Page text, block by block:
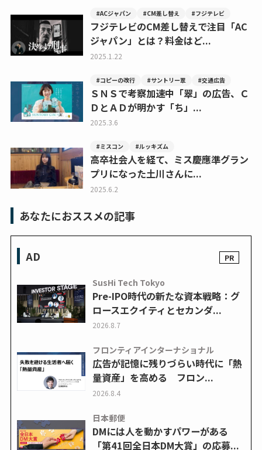
#ACジャパン #CM差し替え #フジテレビ
フジテレビのCM差し替えで注目「AC
ジャパン」とは？料金はど...
2025.1.22
#コピーの改行 #サントリー翠 #交通広告
ＳＮＳで考察加速中「翠」の広告、Ｃ
ＤとＡＤが明かす「ち」...
2025.3.6
#ミスコン #ルッキズム
高卒社会人を経て、ミス慶應準グラン
プリになった土川さんに...
2025.6.2
あなたにおススメの記事
AD
SusHi Tech Tokyo
Pre-IPO時代の新たな資本戦略：グ
ロースエクイティとセカンダ...
2026.8.7
フロンティアインターナショナル
広告が記憶に残りづらい時代に「熱
量資産」を高める フロン...
2026.8.4
日本郵便
DMには人を動かすパワーがある
「第41回全日本DM大賞」の応募...